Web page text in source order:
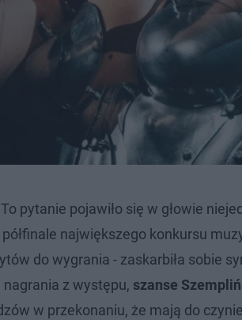
To pytanie pojawiło się w głowie
największego konkursu
do wygrania - zaskarbiła sobie
nagrania z występu, szanse
w przekonaniu, że mają do